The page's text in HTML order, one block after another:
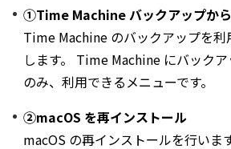
①Time Machine バックアップか
Time Machine のバックアップを利
します。 Time Machine にバック
のみ、利用できるメニューです。
②macOS を再インストール
macOS の再インストールを行いま